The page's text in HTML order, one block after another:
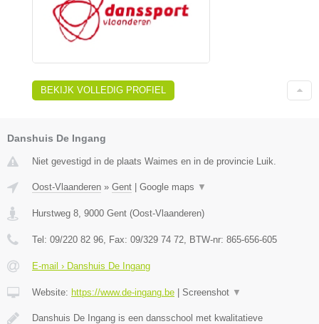
BEKIJK VOLLEDIG PROFIEL
Danshuis De Ingang
Niet gevestigd in de plaats Waimes en in de provincie Luik.
Oost-Vlaanderen » Gent Google maps ▼
Hurstweg 8 9000 Gent (Oost-Vlaanderen)
Tel: 09/220 82 96 , Fax: 09/329 74 72 , BTW-nr: 865-656-605
E-mail › Danshuis De Ingang
Website: https://www.de-ingang.be Screenshot ▼
Danshuis De Ingang is een dansschool met kwalitatieve